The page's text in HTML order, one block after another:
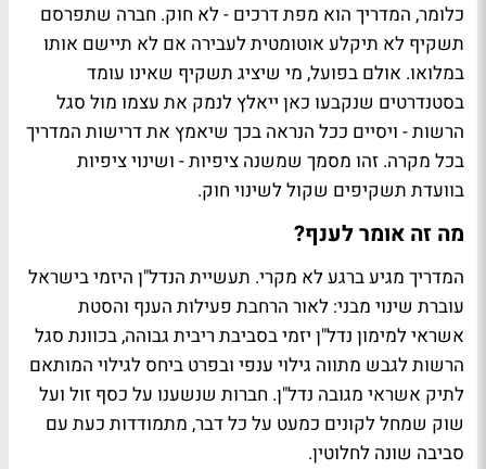
כלומר, המדריך הוא מפת דרכים - לא חוק. חברה שתפרסם
תשקיף לא תיקלע אוטומטית לעבירה אם לא תיישם אותו
במלואו. אולם בפועל, מי שיציג תשקיף שאינו עומד
בסטנדרטים שנקבעו כאן ייאלץ לנמק את עצמו מול סגל
הרשות - ויסיים ככל הנראה בכך שיאמץ את דרישות המדריך
בכל מקרה. זהו מסמך שמשנה ציפיות - ושינוי ציפיות
בוועדת תשקיפים שקול לשינוי חוק.
מה זה אומר לענף?
המדריך מגיע ברגע לא מקרי. תעשיית הנדל"ן היזמי בישראל
עוברת שינוי מבני: לאור הרחבת פעילות הענף והסטת
אשראי למימון נדל"ן יזמי בסביבת ריבית גבוהה, בכוונת סגל
הרשות לגבש מתווה גילוי ענפי ובפרט ביחס לגילוי המותאם
לתיק אשראי מגובה נדל"ן. חברות שנשענו על כסף זול ועל
שוק שמחל לקונים כמעט על כל דבר, מתמודדות כעת עם
סביבה שונה לחלוטין.